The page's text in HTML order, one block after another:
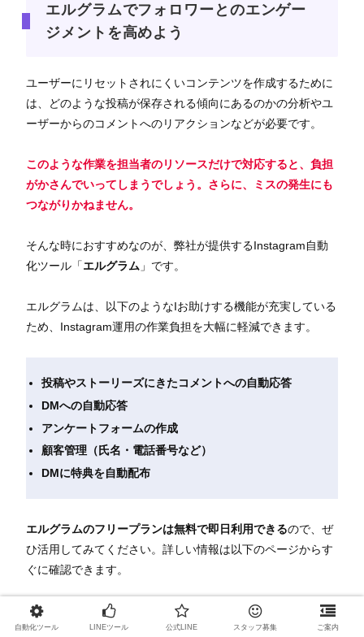
エルグラムでフォロワーとのエンゲー
ジメントを高めよう
ユーザーにリセットされにくいコンテンツを作成するために
は、どのような投稿が保存される傾向にあるのかの分析やユ
ーザーからのコメントへのリアクションなどが必要です。
このような作業を担当者のリソースだけで対応すると、負担
がかさんでいってしまうでしょう。さらに、ミスの発生にも
つながりかねません。
そんな時におすすめなのが、弊社が提供するInstagram自動
化ツール「エルグラム 」です。
エルグラムは、以下のようなIお助けする機能が充実している
ため、Instagram運用の作業負担を大幅に軽減できます。
投稿やストーリーズにきたコメントへの自動応答
DMへの自動応答
アンケートフォームの作成
顧客管理（氏名・電話番号など）
DMに特典を自動配布
エルグラムのフリープランは無料で即日利用できるので、ぜ
ひ活用してみてください。詳しい情報は以下のページからす
ぐに確認できます。
詳しくはコチラ▶
自動化ツール LINEツール 公式LINE スタッフ募集 ご案内